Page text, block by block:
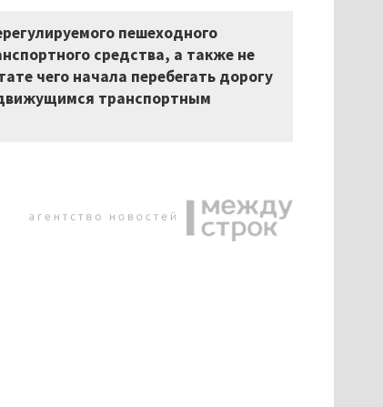
пешеходного
средства, а также не
чего начала перебегать дорогу
транспортным